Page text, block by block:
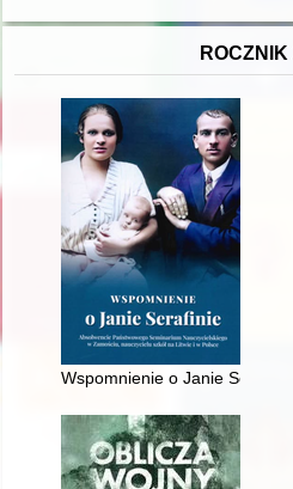
ROCZNIK
Wspomnienie o Janie